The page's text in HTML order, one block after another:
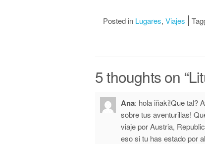
Posted in Lugares, Viajes
5 thoughts on “
Ana: hola iñaki!Que tal?
sobre tus aventurillas!
viaje por Austria,
eso si tu has estado por